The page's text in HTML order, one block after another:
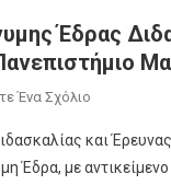
Έδρας
Ένα Σχόλιο
και
με αντικείμενο